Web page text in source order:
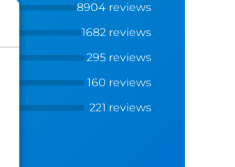
8904 reviews
1682 reviews
295 reviews
160 reviews
221 reviews